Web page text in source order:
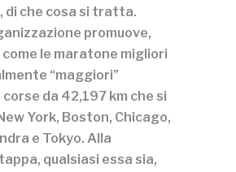
di che cosa si tratta.
promuove,
le maratone migliori
“maggiori”
corse da 42,197 km che si
York, Boston, Chicago,
e Tokyo. Alla
qualsiasi essa sia,